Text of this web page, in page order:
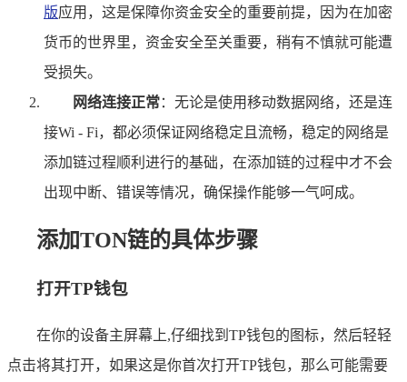
版应用，这是保障你资金安全的重要前提，因为在加密
货币的世界里，资金安全至关重要，稍有不慎就可能遭
受损失。
网络连接正常：无论是使用移动数据网络，还是连
接Wi - Fi，都必须保证网络稳定且流畅，稳定的网络是
添加链过程顺利进行的基础，在添加链的过程中才不会
出现中断、错误等情况，确保操作能够一气呵成。
添加TON链的具体步骤
打开TP钱包
在你的设备主屏幕上,仔细找到TP钱包的图标，然后轻轻
点击将其打开，如果这是你首次打开TP钱包，那么可能需要